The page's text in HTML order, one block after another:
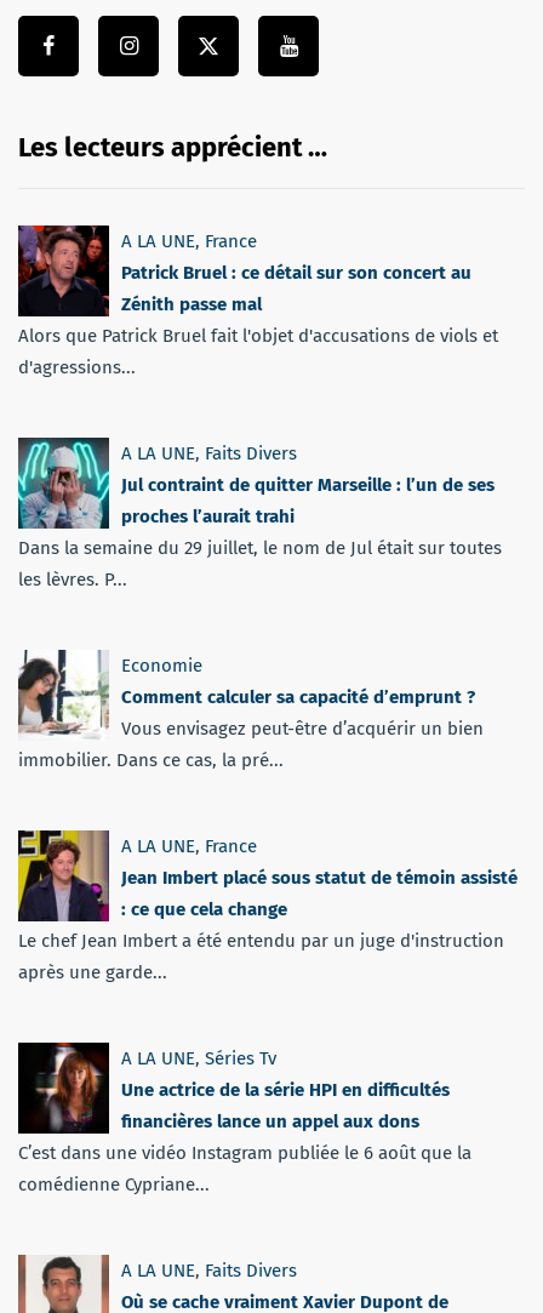
Les lecteurs apprécient …
A LA UNE, France
Patrick Bruel : ce détail sur son concert au
Zénith passe mal
Alors que Patrick Bruel fait l'objet d'accusations de viols et
d'agressions...
A LA UNE, Faits Divers
Jul contraint de quitter Marseille : l’un de ses
proches l’aurait trahi
Dans la semaine du 29 juillet, le nom de Jul était sur toutes
les lèvres. P...
Economie
Comment calculer sa capacité d’emprunt ?
Vous envisagez peut-être d’acquérir un bien
immobilier. Dans ce cas, la pré...
A LA UNE, France
Jean Imbert placé sous statut de témoin assisté
: ce que cela change
Le chef Jean Imbert a été entendu par un juge d'instruction
après une garde...
A LA UNE, Séries Tv
Une actrice de la série HPI en difficultés
financières lance un appel aux dons
C’est dans une vidéo Instagram publiée le 6 août que la
comédienne Cypriane...
A LA UNE, Faits Divers
Où se cache vraiment Xavier Dupont de